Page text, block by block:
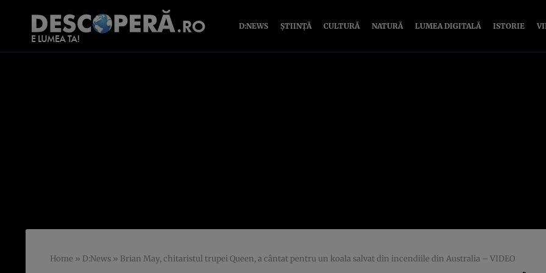
D:NEWS ȘTIINȚĂ CULTURĂ NATURĂ LUMEA DIGITALĂ ISTORIE
Home » D:News » Brian May, chitaristul trupei Queen, a cântat pentru un koala salvat din incendiile din Australia – VIDEO